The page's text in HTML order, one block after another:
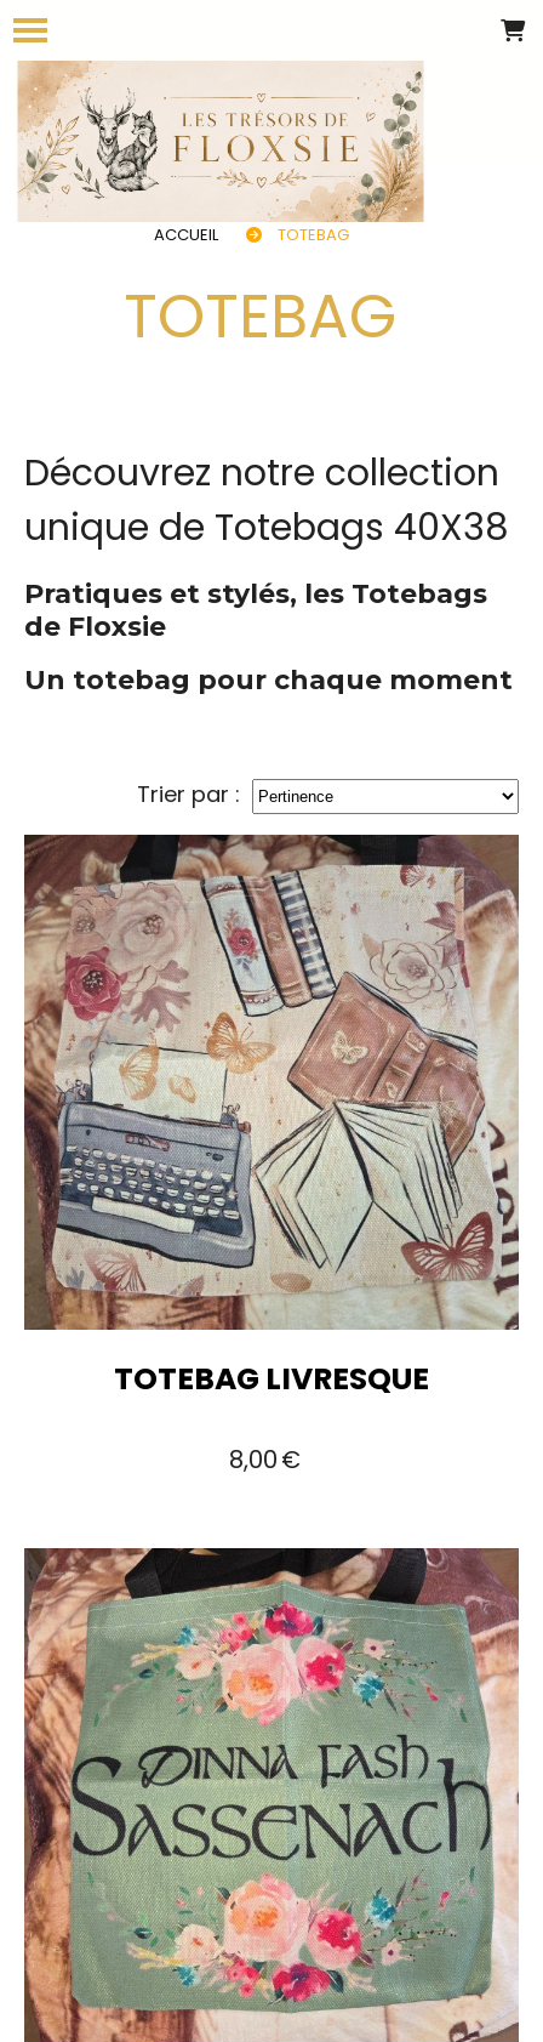
ACCUEIL TOTEBAG
TOTEBAG
Découvrez notre collection
unique de Totebags 40X38
Pratiques et stylés, les Totebags
de Floxsie
Un totebag pour chaque moment
Trier par :
TOTEBAG LIVRESQUE
8,00€